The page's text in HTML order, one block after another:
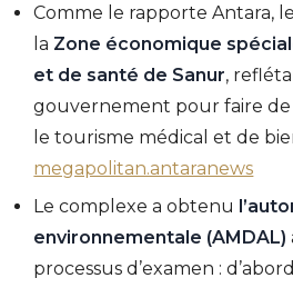
Comme le rapporte Antara,
la Zone économique
et de santé de Sanur,
gouvernement pour faire
le tourisme médical et de
megapolitan.antaranews
Le complexe a obtenu
environnementale (AMDAL)
processus d’examen :